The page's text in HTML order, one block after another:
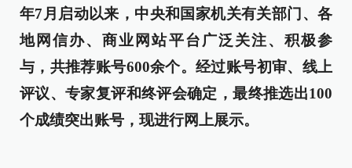
年7月启动以来，中央和国家机关有关部门、各
地网信办、商业网站平台广泛关注、积极参
与，共推荐账号600余个。经过账号初审、线上
评议、专家复评和终评会确定，最终推选出100
个成绩突出账号，现进行网上展示。